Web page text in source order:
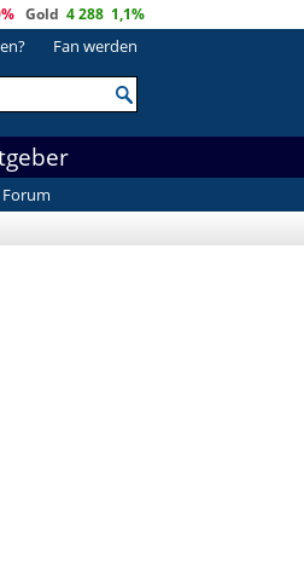
Gold 4 288 1,1%
Fan werden
Forum